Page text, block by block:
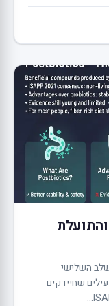
השלישי
שחיידקים